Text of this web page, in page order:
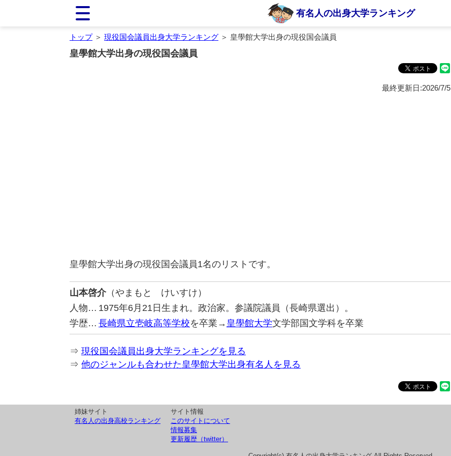
有名人の出身大学ランキング
トップ＞ 現役国会議員出身大学ランキング ＞ 皇學館大学出身の現役国会議員
皇學館大学出身の現役国会議員
最終更新日:2026/7/5
皇學館大学出身の現役国会議員1名のリストです。
山本啓介（やまもと けいすけ）
人物… 1975年6月21日生まれ。政治家。参議院議員（長崎県選出）。
学歴… 長崎県立壱岐高等学校を卒業→ 皇學館大学文学部国文学科を卒業
⇒ 現役国会議員出身大学ランキングを見る
⇒ 他のジャンルも合わせた皇學館大学出身有名人を見る
姉妹サイト
有名人の出身高校ランキング
サイト情報
このサイトについて
情報募集
更新履歴（twitter）